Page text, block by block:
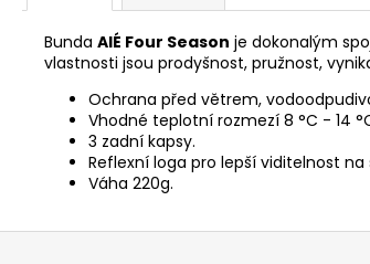
Bunda AlÉ Four Season je dokonalým
vlastnosti jsou prodyšnost, pružnost,
Ochrana před větrem,
Vhodné teplotní rozmezí 8 °C - 14
3 zadní kapsy.
Reflexní loga pro lepší viditelnost na
Váha 220g.
Z